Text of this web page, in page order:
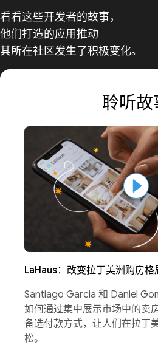
看看这些开发者的故事，
他们打造的应用推动
其所在社区发生了积极变化。
聆听故
LaHaus：改变拉丁美洲购房格
Santiago Garcia 和 Daniel
如何通过集中展示市场中的卖
备选付款方式，让人们在拉丁
松。